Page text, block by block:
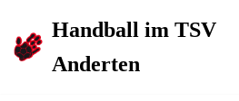
Zum
Handball im TSV
Anderten